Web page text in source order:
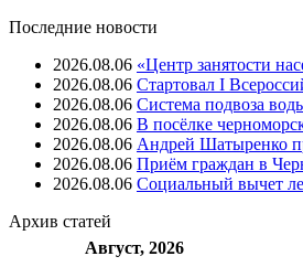
Последние новости
2026.08.06 «Центр занятости
2026.08.06 Стартовал I
2026.08.06 Система подвоза
2026.08.06 В посёлке
2026.08.06 Андрей Шатыренко
2026.08.06 Приём граждан в
2026.08.06 Социальный вычет
Архив статей
Август, 2026